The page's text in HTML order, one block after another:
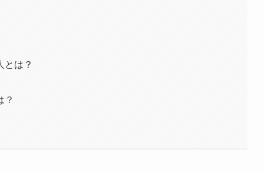
とは？
？